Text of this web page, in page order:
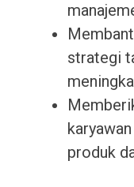
strategi
produk